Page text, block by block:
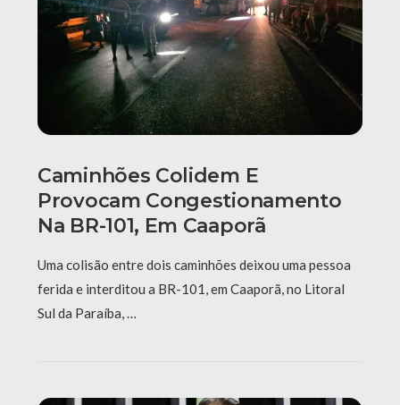
Caminhões Colidem E
Provocam Congestionamento
Na BR-101, Em Caaporã
Uma colisão entre dois caminhões deixou uma pessoa
ferida e interditou a BR-101, em Caaporã, no Litoral
Sul da Paraíba, …